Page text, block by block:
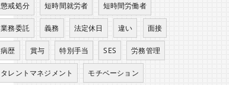
懲戒処分 短時間就労者 短時間労働者
業務委託 義務 法定休日 違い 面接
病歴 賞与 特別手当 SES 労務管理
タレントマネジメント モチベーション